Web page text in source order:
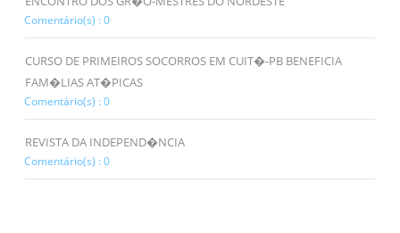
Comentário(s) : 0
CURSO DE PRIMEIROS SOCORROS EM CUIT�-PB BENEFICIA
FAM�LIAS AT�PICAS
Comentário(s) : 0
REVISTA DA INDEPEND�NCIA
Comentário(s) : 0